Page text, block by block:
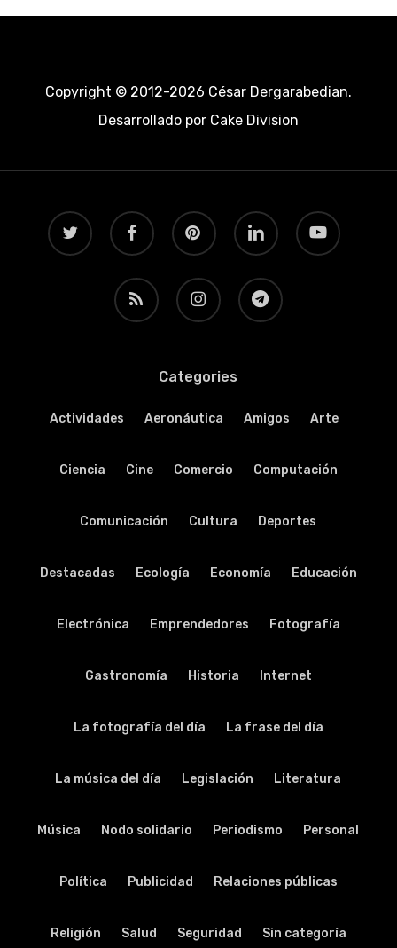
Copyright © 2012-2026 César Dergarabedian.
Desarrollado porCake Division
twitter facebook pinterest linkedin youtube
RSS instagram telegram
Categories
Actividades Aeronáutica Amigos Arte
Ciencia Cine Comercio Computación
Comunicación Cultura Deportes
Destacadas Ecología Economía Educación
Electrónica Emprendedores Fotografía
Gastronomía Historia Internet
La fotografía del día La frase del día
La música del día Legislación Literatura
Música Nodo solidario Periodismo Personal
Política Publicidad Relaciones públicas
Religión Salud Seguridad Sin categoría